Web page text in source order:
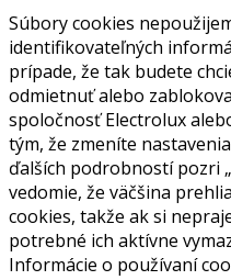
Súbory cookies
identifikovateľných
prípade, že tak budete
odmietnuť alebo
spoločnosť Electrolux
tým, že zmeníte
ďalších podrobností pozri
vedomie, že väčšina
cookies, takže ak si
potrebné ich aktívne
Informácie o používaní